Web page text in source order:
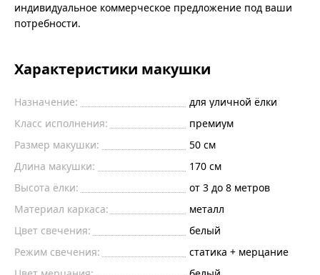
индивидуальное коммерческое предложение под ваши
потребности.
Характеристики макушки
Назначение:
для уличной ёлки
Класс исполнения:
премиум
Размер макушки:
50 см
Длина макушки:
170 см
Высота ёлки:
от 3 до 8 метров
Материал каркаса:
металл
Цвет свечения:
белый
Режим свечения:
статика + мерцание